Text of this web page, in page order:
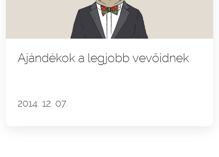
Ajándékok a legjobb vevőidnek
2014. 12. 07.